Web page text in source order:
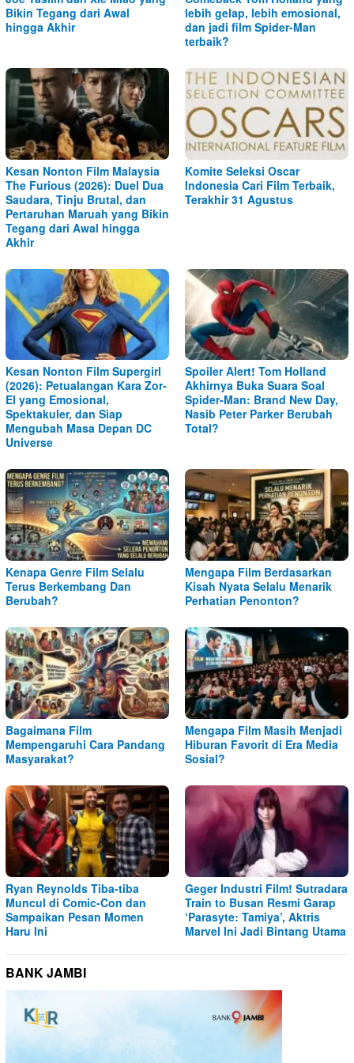
Bikin Tegang dari Awal
hingga Akhir
lebih gelap, lebih emosional,
dan jadi film Spider-Man
terbaik?
Kesan Nonton Film Malaysia
The Furious (2026): Duel Dua
Saudara, Tinju Brutal, dan
Pertaruhan Maruah yang Bikin
Tegang dari Awal hingga
Akhir
Komite Seleksi Oscar
Indonesia Cari Film Terbaik,
Terakhir 31 Agustus
Kesan Nonton Film Supergirl
(2026): Petualangan Kara Zor-
El yang Emosional,
Spektakuler, dan Siap
Mengubah Masa Depan DC
Universe
Spoiler Alert! Tom Holland
Akhirnya Buka Suara Soal
Spider-Man: Brand New Day,
Nasib Peter Parker Berubah
Total?
Kenapa Genre Film Selalu
Terus Berkembang Dan
Berubah?
Mengapa Film Berdasarkan
Kisah Nyata Selalu Menarik
Perhatian Penonton?
Bagaimana Film
Mempengaruhi Cara Pandang
Masyarakat?
Mengapa Film Masih Menjadi
Hiburan Favorit di Era Media
Sosial?
Ryan Reynolds Tiba-tiba
Muncul di Comic-Con dan
Sampaikan Pesan Momen
Haru Ini
Geger Industri Film! Sutradara
Train to Busan Resmi Garap
‘Parasyte: Tamiya’, Aktris
Marvel Ini Jadi Bintang Utama
BANK JAMBI